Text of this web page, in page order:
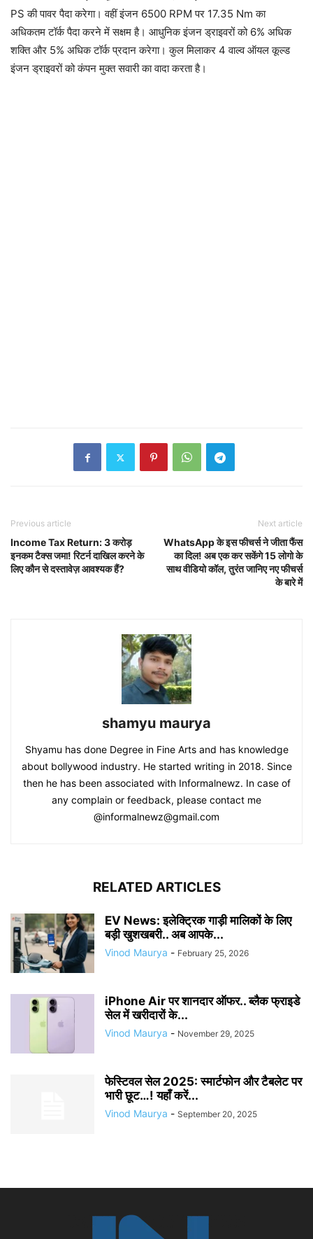
PS की पावर पैदा करेगा। वहीं इंजन 6500 RPM पर 17.35 Nm का
अधिकतम टॉर्क पैदा करने में सक्षम है। आधुनिक इंजन ड्राइवरों को 6% अधिक
शक्ति और 5% अधिक टॉर्क प्रदान करेगा। कुल मिलाकर 4 वाल्व ऑयल कूल्ड
इंजन ड्राइवरों को कंपन मुक्त सवारी का वादा करता है।
Previous article
Income Tax Return: 3 करोड़
इनकम टैक्स जमा! रिटर्न दाखिल करने के
लिए कौन से दस्तावेज़ आवश्यक हैं?
Next article
WhatsApp के इस फीचर्स ने जीता फैंस
का दिल! अब एक कर सकेंगे 15 लोगो के
साथ वीडियो कॉल, तुरंत जानिए नए फीचर्स
के बारे में
shamyu maurya
Shyamu has done Degree in Fine Arts and has knowledge
about bollywood industry. He started writing in 2018. Since
then he has been associated with Informalnewz. In case of
any complain or feedback, please contact me
@informalnewz@gmail.com
RELATED ARTICLES
EV News: इलेक्ट्रिक गाड़ी मालिकों के लिए
बड़ी खुशखबरी.. अब आपके...
Vinod Maurya - February 25, 2026
iPhone Air पर शानदार ऑफर.. ब्लैक फ्राइडे
सेल में खरीदारों के...
Vinod Maurya - November 29, 2025
फेस्टिवल सेल 2025: स्मार्टफोन और टैबलेट पर
भारी छूट…! यहाँ करें...
Vinod Maurya - September 20, 2025